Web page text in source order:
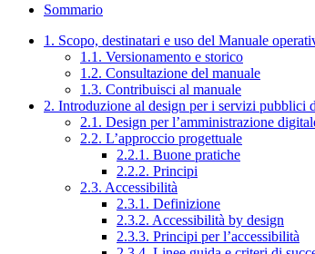
Sommario
1. Scopo, destinatari e uso del Manuale
1.1. Versionamento e storico
1.2. Consultazione del manuale
1.3. Contribuisci al manuale
2. Introduzione al design per i servizi pubblici
2.1. Design per l’amministrazione
2.2. L’approccio progettuale
2.2.1. Buone pratiche
2.2.2. Principi
2.3. Accessibilità
2.3.1. Definizione
2.3.2. Accessibilità by design
2.3.3. Principi per l’accessibilità